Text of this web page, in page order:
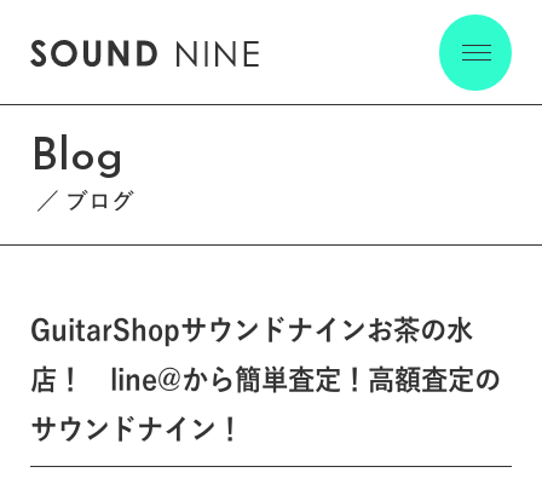
Blog
ブログ
GuitarShopサウンドナインお茶の水
店！ line@から簡単査定！高額査定の
サウンドナイン！